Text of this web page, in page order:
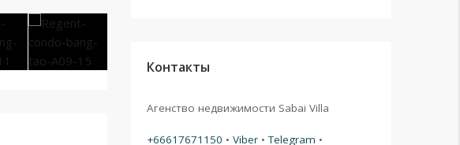
Контакты
Агенство недвижимости Sabai Villa
+66617671150 • Viber •Telegram •